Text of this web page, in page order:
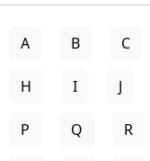
A B C
H I J
P Q R